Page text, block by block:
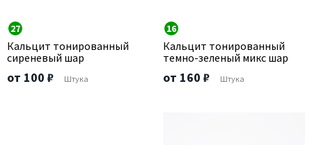
27
Кальцит тонированный
сиреневый шар
от 100 ₽ Штука
16
Кальцит тонированный
темно-зеленый микс шар
от 160 ₽ Штука